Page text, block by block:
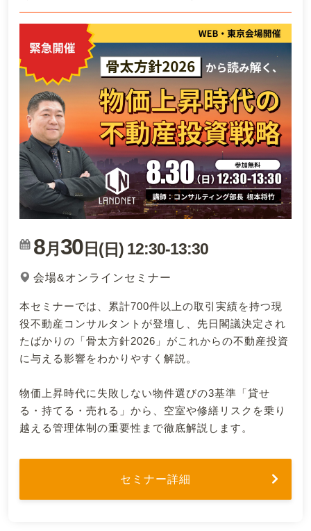
8月30日(日) 12:30-13:30
会場&オンラインセミナー
本セミナーでは、累計700件以上の取引実績を持つ現
役不動産コンサルタントが登壇し、先日閣議決定され
たばかりの「骨太方針2026」がこれからの不動産投資
に与える影響をわかりやすく解説。
物価上昇時代に失敗しない物件選びの3基準「貸せ
る・持てる・売れる」から、空室や修繕リスクを乗り
越える管理体制の重要性まで徹底解説します。
セミナー詳細